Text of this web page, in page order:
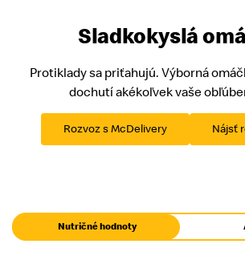
Sladkokyslá
Protiklady sa priťahujú. Výborná
dochutí akékoľvek vaše
Rozvoz s McDelivery Nájsť
Nutričné hodnoty